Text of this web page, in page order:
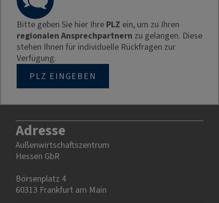
Bitte geben Sie hier Ihre PLZ ein, um zu Ihren
regionalen Ansprechpartnern zu gelangen. Diese
stehen Ihnen für individuelle Rückfragen zur
Verfügung.
PLZ EINGEBEN
Adresse
Außenwirtschaftszentrum
Hessen GbR
Börsenplatz 4
60313 Frankfurt am Main